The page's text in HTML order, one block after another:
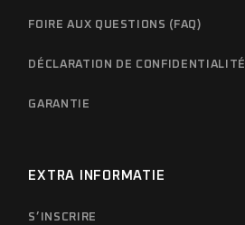
FOIRE AUX QUESTIONS (FAQ)
DÉCLARATION DE CONFIDENTIALITÉ
GARANTIE
EXTRA INFORMATIE
S’INSCRIRE